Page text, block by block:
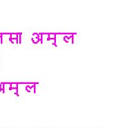
अम्ल